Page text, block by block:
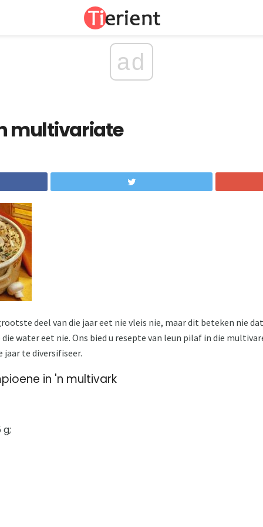
ad
multivariate
deel van die jaar eet nie vleis nie, maar dit beteken nie
water eet nie. Ons bied u resepte van leun pilaf in die
jaar te diversifiseer.
in 'n multivark